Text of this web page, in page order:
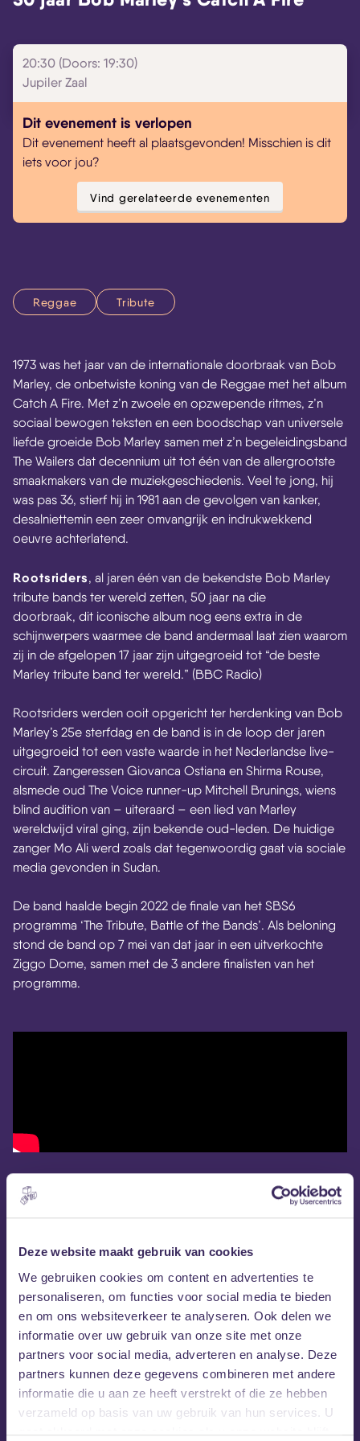
Deze website maakt gebruik van cookies
We gebruiken cookies om content en advertenties te
personaliseren, om functies voor social media te bieden
en om ons websiteverkeer te analyseren. Ook delen we
informatie over uw gebruik van onze site met onze
partners voor social media, adverteren en analyse. Deze
partners kunnen deze gegevens combineren met andere
informatie die u aan ze heeft verstrekt of die ze hebben
verzameld op basis van uw gebruik van hun services. U
20:30 (Doors: 19:30)
Jupiler Zaal
Dit evenement is verlopen
Dit evenement heeft al plaatsgevonden! Misschien is dit
iets voor jou?
Vind gerelateerde evenementen
Reggae Tribute
1973 was het jaar van de internationale doorbraak van Bob
Marley, de onbetwiste koning van de Reggae met het album
Catch A Fire. Met z’n zwoele en opzwepende ritmes, z’n
sociaal bewogen teksten en een boodschap van universele
liefde groeide Bob Marley samen met z’n begeleidingsband
The Wailers dat decennium uit tot één van de allergrootste
smaakmakers van de muziekgeschiedenis. Veel te jong, hij
was pas 36, stierf hij in 1981 aan de gevolgen van kanker,
desalniettemin een zeer omvangrijk en indrukwekkend
oeuvre achterlatend.
Rootsriders, al jaren één van de bekendste Bob Marley
tribute bands ter wereld zetten, 50 jaar na die
doorbraak, dit iconische album nog eens extra in de
schijnwerpers waarmee de band andermaal laat zien waarom
zij in de afgelopen 17 jaar zijn uitgegroeid tot “de beste
Marley tribute band ter wereld.” (BBC Radio)
Rootsriders werden ooit opgericht ter herdenking van Bob
Marley’s 25e sterfdag en de band is in de loop der jaren
uitgegroeid tot een vaste waarde in het Nederlandse live-
circuit. Zangeressen Giovanca Ostiana en Shirma Rouse,
alsmede oud The Voice runner-up Mitchell Brunings, wiens
blind audition van – uiteraard – een lied van Marley
wereldwijd viral ging, zijn bekende oud-leden. De huidige
zanger Mo Ali werd zoals dat tegenwoordig gaat via sociale
media gevonden in Sudan.
De band haalde begin 2022 de finale van het SBS6
programma ‘The Tribute, Battle of the Bands’. Als beloning
stond de band op 7 mei van dat jaar in een uitverkochte
Ziggo Dome, samen met de 3 andere finalisten van het
programma.